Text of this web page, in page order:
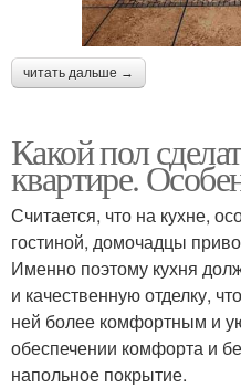
читать дальше →
Какой пол
квартире.
Считается, что на кухне,
гостиной, домочадцы
Именно поэтому кухня
и качественную отделку,
ней более комфортным и
обеспечении комфорта и
напольное покрытие.